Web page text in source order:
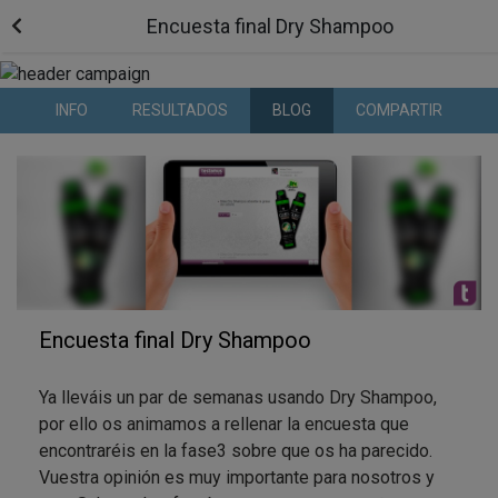
Encuesta final Dry Shampoo
INFO RESULTADOS BLOG COMPARTIR
Encuesta final Dry Shampoo
Ya lleváis un par de semanas usando Dry Shampoo,
por ello os animamos a rellenar la encuesta que
encontraréis en la fase3 sobre que os ha parecido.
Vuestra opinión es muy importante para nosotros y